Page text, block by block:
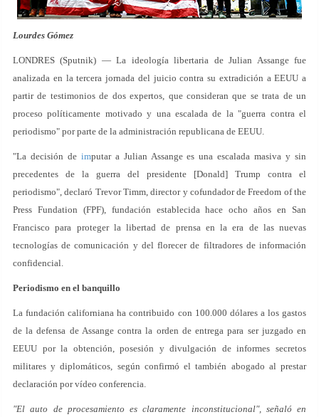
Lourdes Gómez
LONDRES (Sputnik) — La ideología libertaria de Julian Assange fue
analizada en la tercera jornada del juicio contra su extradición a EEUU a
partir de testimonios de dos expertos, que consideran que se trata de un
proceso políticamente motivado y una escalada de la "guerra contra el
periodismo" por parte de la administración republicana de EEUU.
"La decisión de imputar a Julian Assange es una escalada masiva y sin
precedentes de la guerra del presidente [Donald] Trump contra el
periodismo", declaró Trevor Timm, director y cofundador de Freedom of the
Press Fundation (FPF), fundación establecida hace ocho años en San
Francisco para proteger la libertad de prensa en la era de las nuevas
tecnologías de comunicación y del florecer de filtradores de información
confidencial.
Periodismo en el banquillo
La fundación californiana ha contribuido con 100.000 dólares a los gastos
de la defensa de Assange contra la orden de entrega para ser juzgado en
EEUU por la obtención, posesión y divulgación de informes secretos
militares y diplomáticos, según confirmó el también abogado al prestar
declaración por vídeo conferencia.
"El auto de procesamiento es claramente inconstitucional", señaló en